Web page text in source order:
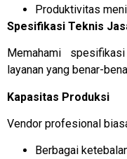
Produktivitas
Spesifikasi Teknis
Memahami
layanan yang benar-
Kapasitas Produksi
Vendor profesional
Berbagai